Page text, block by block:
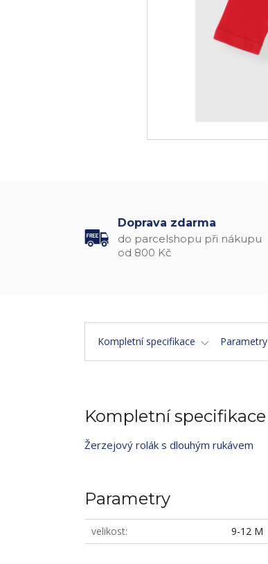
Doprava zdarma
do parcelshopu při nákupu
od 800 Kč
Kompletní specifikace Parametry
Kompletní specifikace
Žerzejový rolák s dlouhým rukávem
Parametry
velikost 9-12 M